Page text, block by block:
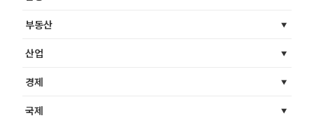
부동산
산업
경제
국제